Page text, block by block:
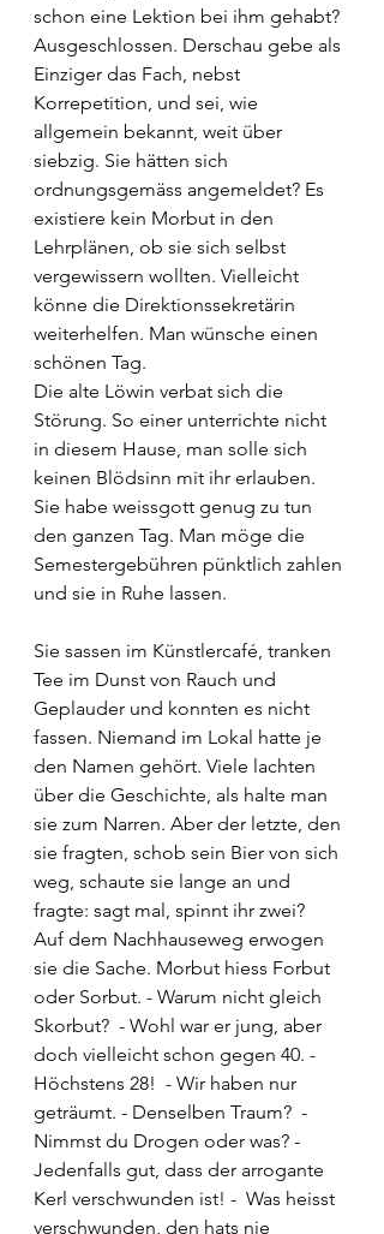
schon eine Lektion bei ihm gehabt?
Ausgeschlossen. Derschau gebe als
Einziger das Fach, nebst
Korrepetition, und sei, wie
allgemein bekannt, weit über
siebzig. Sie hätten sich
ordnungsgemäss angemeldet? Es
existiere kein Morbut in den
Lehrplänen, ob sie sich selbst
vergewissern wollten. Vielleicht
könne die Direktionssekretärin
weiterhelfen. Man wünsche einen
schönen Tag.
Die alte Löwin verbat sich die
Störung. So einer unterrichte nicht
in diesem Hause, man solle sich
keinen Blödsinn mit ihr erlauben.
Sie habe weissgott genug zu tun
den ganzen Tag. Man möge die
Semestergebühren pünktlich zahlen
und sie in Ruhe lassen.
Sie sassen im Künstlercafé, tranken
Tee im Dunst von Rauch und
Geplauder und konnten es nicht
fassen. Niemand im Lokal hatte je
den Namen gehört. Viele lachten
über die Geschichte, als halte man
sie zum Narren. Aber der letzte, den
sie fragten, schob sein Bier von sich
weg, schaute sie lange an und
fragte: sagt mal, spinnt ihr zwei?
Auf dem Nachhauseweg erwogen
sie die Sache. Morbut hiess Forbut
oder Sorbut. - Warum nicht gleich
Skorbut?  - Wohl war er jung, aber
doch vielleicht schon gegen 40. -
Höchstens 28!  - Wir haben nur
geträumt. - Denselben Traum?  -
Nimmst du Drogen oder was? -
Jedenfalls gut, dass der arrogante
Kerl verschwunden ist! -  Was heisst
verschwunden, den hats nie